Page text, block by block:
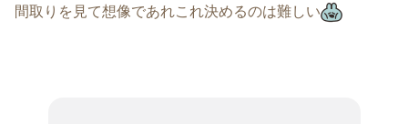
間取りを見て想像であれこれ決めるのは難しい